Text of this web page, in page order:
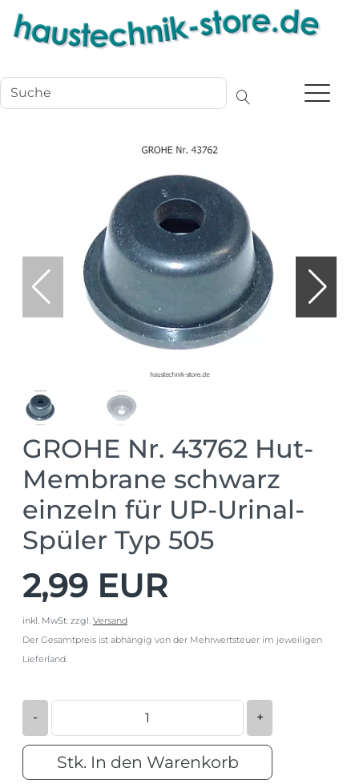
Navigation
GROHE Nr. 43762 Hut-
Membrane schwarz
einzeln für UP-Urinal-
Spüler Typ 505
2,99 EUR
inkl. MwSt. zzgl. Versand
Der Gesamtpreis ist abhängig von der Mehrwertsteuer im jeweiligen
Lieferland.
- +
Stk. In den Warenkorb